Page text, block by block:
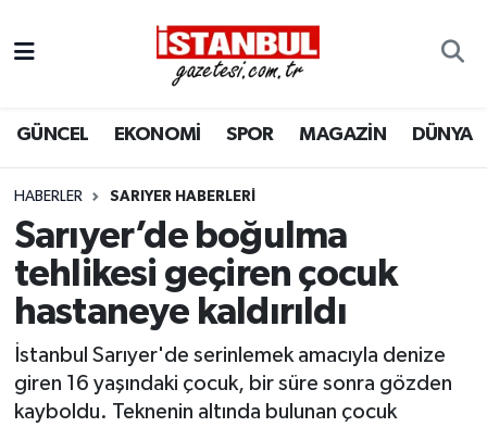
GÜNCEL EKONOMİ SPOR MAGAZİN DÜNYA
HABERLER SARIYER HABERLERI
Sarıyer’de boğulma
tehlikesi geçiren çocuk
hastaneye kaldırıldı
İstanbul Sarıyer'de serinlemek amacıyla denize
giren 16 yaşındaki çocuk, bir süre sonra gözden
kayboldu. Teknenin altında bulunan çocuk
EKONOMİ
İSTANBUL
DÜNYA
SPOR
MAGAZİN
KÜLTÜR SANAT
Nöbetçi Eczaneler
Hava Durumu
Trafik Durumu
Süper Lig Puan Durumu ve Fikstür
Tüm Manşetler
Son Dakika Haberleri
Haber Arşivi